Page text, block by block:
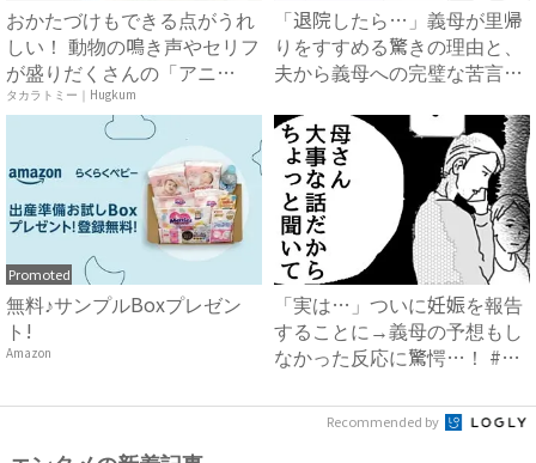
おかたづけもできる点がうれ
しい！ 動物の鳴き声やセリフ
が盛りだくさんの「アニ
ア ...
タカラトミー｜Hugkum
「退院したら…」義母が里帰
りをすすめる驚きの理由と、
夫から義母への完璧な苦言
Promoted
無料♪サンプルBoxプレゼン
ト!
Amazon
「実は…」ついに妊娠を報告
することに→義母の予想もし
なかった反応に驚愕…！ #
Recommended by